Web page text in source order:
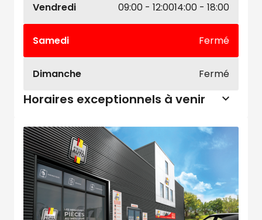
Vendredi 09:00 - 12:0014:00 - 18:00
Samedi Fermé
Dimanche Fermé
Horaires exceptionnels à venir